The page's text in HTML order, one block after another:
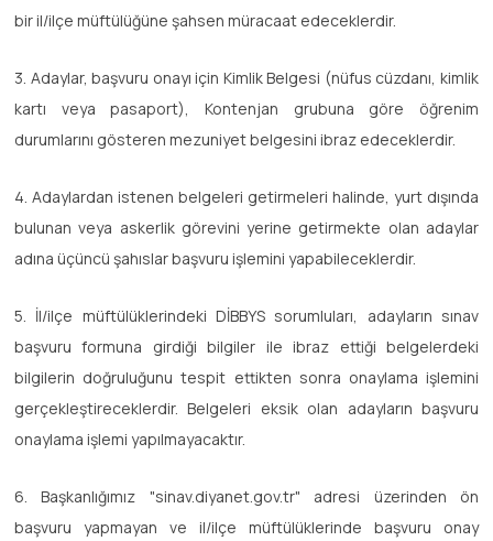
bir il/ilçe müftülüğüne şahsen müracaat edeceklerdir.
3. Adaylar, başvuru onayı için Kimlik Belgesi (nüfus cüzdanı, kimlik
kartı veya pasaport), Kontenjan grubuna göre öğrenim
durumlarını gösteren mezuniyet belgesini ibraz edeceklerdir.
4. Adaylardan istenen belgeleri getirmeleri halinde, yurt dışında
bulunan veya askerlik görevini yerine getirmekte olan adaylar
adına üçüncü şahıslar başvuru işlemini yapabileceklerdir.
5. İl/ilçe müftülüklerindeki DİBBYS sorumluları, adayların sınav
başvuru formuna girdiği bilgiler ile ibraz ettiği belgelerdeki
bilgilerin doğruluğunu tespit ettikten sonra onaylama işlemini
gerçekleştireceklerdir. Belgeleri eksik olan adayların başvuru
onaylama işlemi yapılmayacaktır.
6. Başkanlığımız "sinav.diyanet.gov.tr" adresi üzerinden ön
başvuru yapmayan ve il/ilçe müftülüklerinde başvuru onay